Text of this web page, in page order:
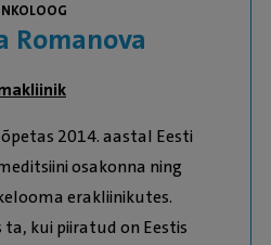
Romanova
2014. aastal Eesti
osakonna ning
erakliinikutes.
kui piiratud on Eestis